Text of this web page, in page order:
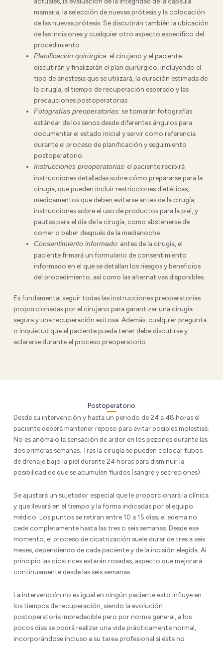
mamaria, la selección de nuevas prótesis y la colocación
de las nuevas prótesis. Se discutirán también la ubicación
de las incisiones y cualquier otro aspecto específico del
procedimiento.
Planificación quirúrgica: el cirujano y el paciente
discutirán y finalizarán el plan quirúrgico, incluyendo el
tipo de anestesia que se utilizará, la duración estimada de
la cirugía, el tiempo de recuperación esperado y las
precauciones postoperatorias.
Fotografías preoperatorias: se tomarán fotografías
estándar de los senos desde diferentes ángulos para
documentar el estado inicial y servir como referencia
durante el proceso de planificación y seguimiento
postoperatorio.
Instrucciones preoperatorias: el paciente recibirá
instrucciones detalladas sobre cómo prepararse para la
cirugía, que pueden incluir restricciones dietéticas,
medicamentos que deben evitarse antes de la cirugía,
instrucciones sobre el uso de productos para la piel, y
pautas para el día de la cirugía, como abstenerse de
comer o beber después de la medianoche.
Consentimiento informado: antes de la cirugía, el
paciente firmará un formulario de consentimiento
informado en el que se detallan los riesgos y beneficios
del procedimiento, así como las alternativas disponibles.
Es fundamental seguir todas las instrucciones preoperatorias
proporcionadas por el cirujano para garantizar una cirugía
segura y una recuperación exitosa. Además, cualquier pregunta
o inquietud que el paciente pueda tener debe discutirse y
aclararse durante el proceso preoperatorio.
Postoperatorio
Desde su intervención y hasta un periodo de 24 a 48 horas el
paciente deberá mantener reposo para evitar posibles molestias.
No es anómalo la sensación de ardor en los pezones durante las
dos primeras semanas. Tras la cirugía se pueden colocar tubos
de drenaje bajo la piel durante 24 horas para disminuir la
posibilidad de que se acumulen fluidos (sangre y secreciones).
Se ajustará un sujetador especial que le proporcionará la clínica
y que llevará en el tiempo y la forma indicadas por el equipo
médico. Los puntos se retiran entre 10 a 15 días; el edema no
cede completamente hasta las tres o seis semanas. Desde ese
momento, el proceso de cicatrización suele durar de tres a seis
meses, dependiendo de cada paciente y de la incisión elegida. Al
principio las cicatrices estarán rosadas, aspecto que mejorará
continuamente desde las seis semanas.
La intervención no es igual en ningún paciente esto influye en
los tiempos de recuperación, siendo la evolución
postoperatoria impredecible pero por norma general, a los
pocos días se podrá realizar una vida prácticamente normal,
incorporándose incluso a su tarea profesional si ésta no